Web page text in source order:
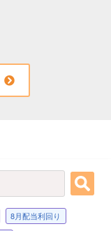
8月配当利回り